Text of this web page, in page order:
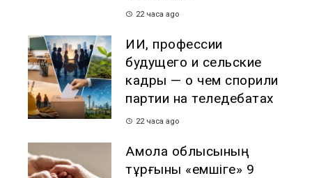
22 часа ago
ИИ, профессии
будущего и сельские
кадры — о чем спорили
партии на теледебатах
22 часа ago
Ақмола облысының
тұрғыны «емшіге» 9